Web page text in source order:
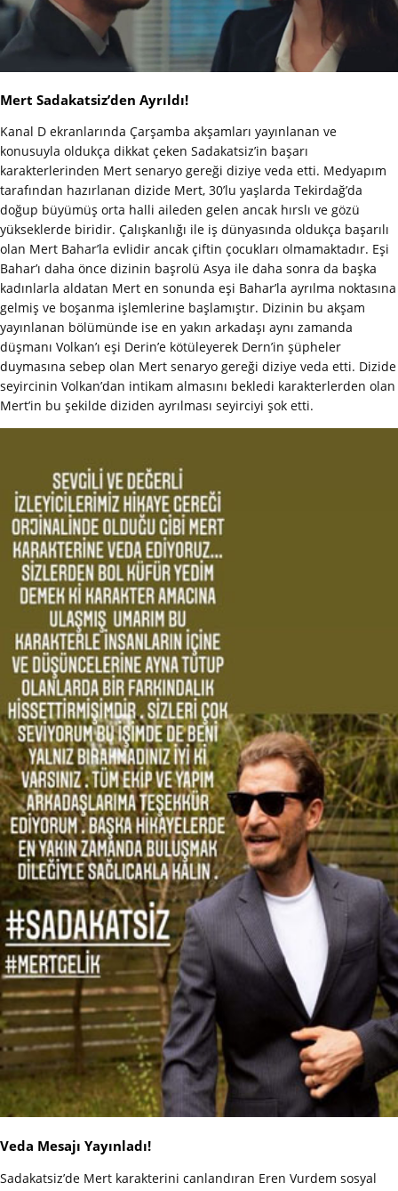
Mert Sadakatsiz’den Ayrıldı!
Kanal D ekranlarında Çarşamba akşamları yayınlanan ve
konusuyla oldukça dikkat çeken Sadakatsiz’in başarı
karakterlerinden Mert senaryo gereği diziye veda etti. Medyapım
tarafından hazırlanan dizide Mert, 30’lu yaşlarda Tekirdağ’da
doğup büyümüş orta halli aileden gelen ancak hırslı ve gözü
yükseklerde biridir. Çalışkanlığı ile iş dünyasında oldukça başarılı
olan Mert Bahar’la evlidir ancak çiftin çocukları olmamaktadır. Eşi
Bahar’ı daha önce dizinin başrolü Asya ile daha sonra da başka
kadınlarla aldatan Mert en sonunda eşi Bahar’la ayrılma noktasına
gelmiş ve boşanma işlemlerine başlamıştır. Dizinin bu akşam
yayınlanan bölümünde ise en yakın arkadaşı aynı zamanda
düşmanı Volkan’ı eşi Derin’e kötüleyerek Dern’in şüpheler
duymasına sebep olan Mert senaryo gereği diziye veda etti. Dizide
seyircinin Volkan’dan intikam almasını bekledi karakterlerden olan
Mert’in bu şekilde diziden ayrılması seyirciyi şok etti.
Veda Mesajı Yayınladı!
Sadakatsiz’de Mert karakterini canlandıran Eren Vurdem sosyal